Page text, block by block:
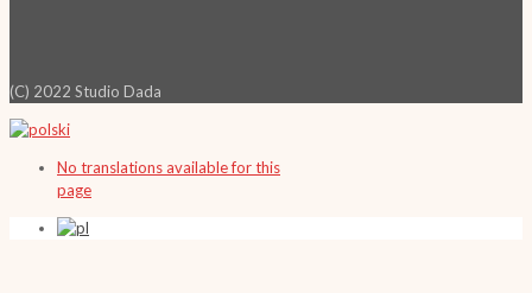
(C) 2022 Studio Dada
No translations available for this
page